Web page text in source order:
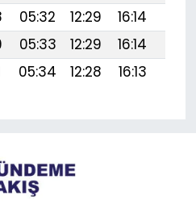
05:32 12:29 16:14
05:33 12:29 16:14
05:34 12:28 16:13